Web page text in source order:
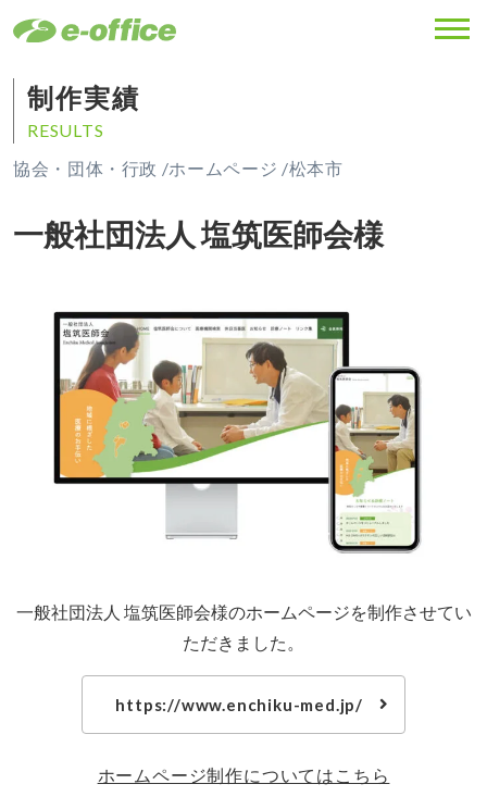
制作実績
RESULTS
協会・団体・行政 /ホームページ /松本市
一般社団法人 塩筑医師会様
一般社団法人 塩筑医師会様のホームページを制作させてい
ただきました。
https://www.enchiku-med.jp/
ホームページ制作についてはこちら